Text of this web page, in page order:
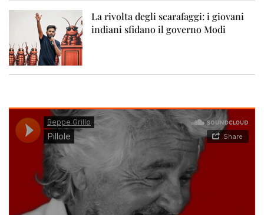
La rivolta degli scarafaggi: i giovani
indiani sfidano il governo Modi